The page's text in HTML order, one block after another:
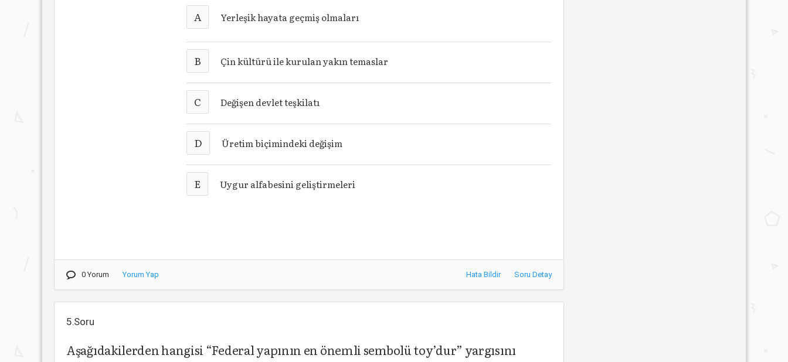
A Yerleşik hayata geçmiş olmaları
B Çin kültürü ile kurulan yakın temaslar
C Değişen devlet teşkilatı
D Üretim biçimindeki değişim
E Uygur alfabesini geliştirmeleri
0 Yorum Yorum Yap Hata Bildir Soru Detay
5.Soru
Aşağıdakilerden hangisi “Federal yapının en önemli sembolü toy’dur” yargısını